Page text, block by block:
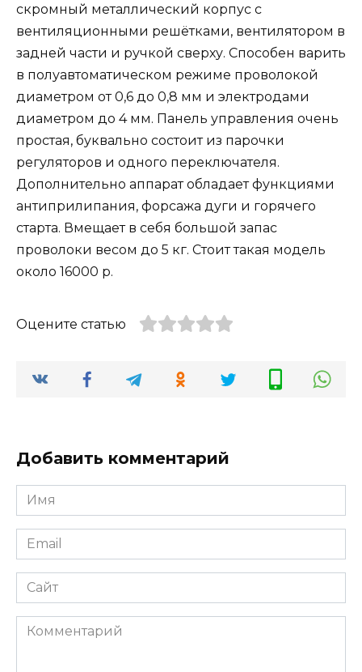
скромный металлический корпус с
вентиляционными решётками, вентилятором в
задней части и ручкой сверху. Способен варить
в полуавтоматическом режиме проволокой
диаметром от 0,6 до 0,8 мм и электродами
диаметром до 4 мм. Панель управления очень
простая, буквально состоит из парочки
регуляторов и одного переключателя.
Дополнительно аппарат обладает функциями
антиприлипания, форсажа дуги и горячего
старта. Вмещает в себя большой запас
проволоки весом до 5 кг. Стоит такая модель
около 16000 р.
Оцените статью
Добавить комментарий
Имя
Email
Сайт
Комментарий